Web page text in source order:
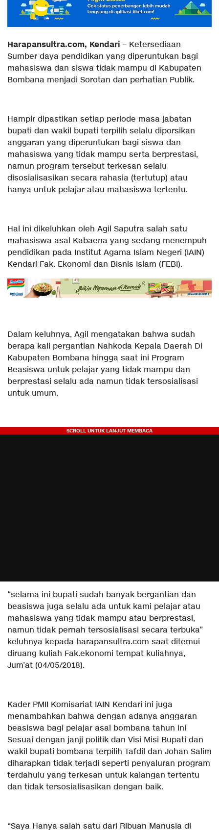
Harapansultra.com, Kendari – Ketersediaan
Sumber daya pendidikan yang diperuntukan bagi
mahasiswa dan siswa tidak mampu di Kabupaten
Bombana menjadi Sorotan dan perhatian Publik.
Hampir dipastikan setiap periode masa jabatan
bupati dan wakil bupati terpilih selalu diporsikan
anggaran yang diperuntukan bagi siswa dan
mahasiswa yang tidak mampu serta berprestasi,
namun program tersebut terkesan selalu
disosialisasikan secara rahasia (tertutup) atau
hanya untuk pelajar atau mahasiswa tertentu.
Hal ini dikeluhkan oleh Agil Saputra salah satu
mahasiswa asal Kabaena yang sedang menempuh
pendidikan pada Institut Agama Islam Negeri (IAIN)
Kendari Fak. Ekonomi dan Bisnis Islam (FEBI).
Dalam keluhnya, Agil mengatakan bahwa sudah
berapa kali pergantian Nahkoda Kepala Daerah Di
Kabupaten Bombana hingga saat ini Program
Beasiswa untuk pelajar yang tidak mampu dan
berprestasi selalu ada namun tidak tersosialisasi
untuk umum.
“selama ini bupati sudah banyak bergantian dan
beasiswa juga selalu ada untuk kami pelajar atau
mahasiswa yang tidak mampu atau berprestasi,
namun tidak pernah tersosialisasi secara terbuka”
keluhnya kepada harapansultra.com saat ditemui
diruang kuliah Fak.ekonomi tempat kuliahnya,
Jum’at (04/05/2018).
Kader PMII Komisariat IAIN Kendari ini juga
menambahkan bahwa dengan adanya anggaran
beasiswa bagi pelajar asal bombana tahun ini
Sesuai dengan janji politik dan Visi Misi Bupati dan
wakil bupati bombana terpilih Tafdil dan Johan Salim
diharapkan tidak terjadi seperti penyaluran program
terdahulu yang terkesan untuk kalangan tertentu
dan tidak tersosialisasikan dengan baik.
“Saya Hanya salah satu dari Ribuan Manusia di